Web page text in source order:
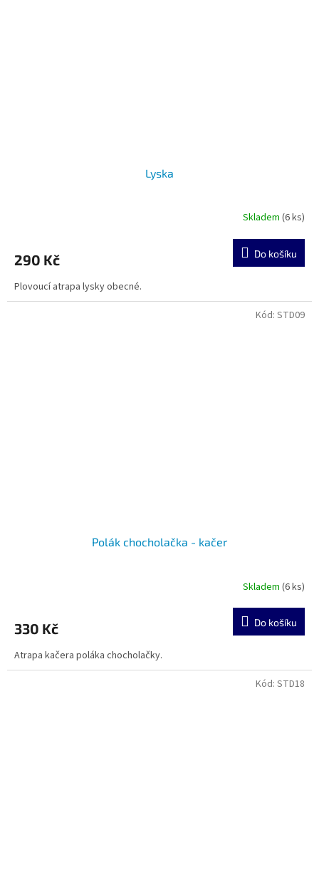
Lyska
Skladem (6 ks)
290 Kč Do košíku
Plovoucí atrapa lysky obecné.
Polák chocholačka - kačer
Skladem (6 ks)
330 Kč Do košíku
Atrapa kačera poláka chocholačky.
Kód: STD09
Kód: STD18